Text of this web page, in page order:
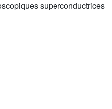
superconductrices